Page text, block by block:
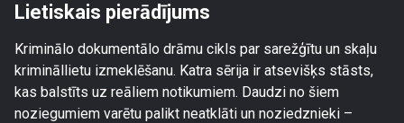
Lietiskais pierādījums
Kriminālo dokumentālo drāmu cikls par sarežģītu un skaļu
krimināllietu izmeklēšanu. Katra sērija ir atsevišķs stāsts,
kas balstīts uz reāliem notikumiem. Daudzi no šiem
noziegumiem varētu palikt neatklāti un noziedznieki –